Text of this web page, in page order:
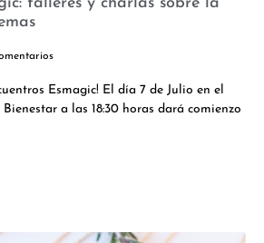
Esmagic! El día 7 de Julio en el
a las 18:30 horas dará comienzo